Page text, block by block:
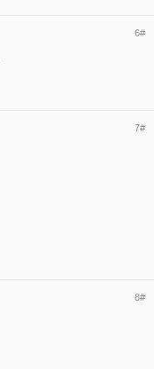
6#
7#
8#